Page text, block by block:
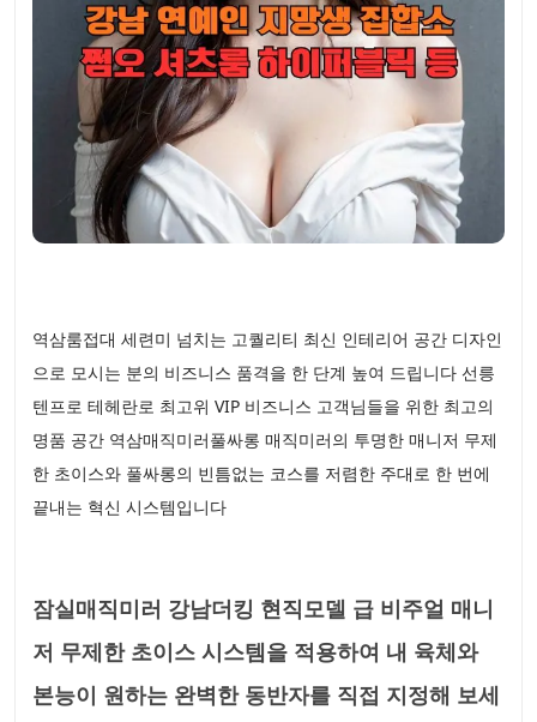
역삼룸접대 세련미 넘치는 고퀄리티 최신 인테리어 공간 디자인
으로 모시는 분의 비즈니스 품격을 한 단계 높여 드립니다 선릉
텐프로 테헤란로 최고위 VIP 비즈니스 고객님들을 위한 최고의
명품 공간 역삼매직미러풀싸롱 매직미러의 투명한 매니저 무제
한 초이스와 풀싸롱의 빈틈없는 코스를 저렴한 주대로 한 번에
끝내는 혁신 시스템입니다
잠실매직미러 강남더킹 현직모델 급 비주얼 매니
저 무제한 초이스 시스템을 적용하여 내 육체와
본능이 원하는 완벽한 동반자를 직접 지정해 보세